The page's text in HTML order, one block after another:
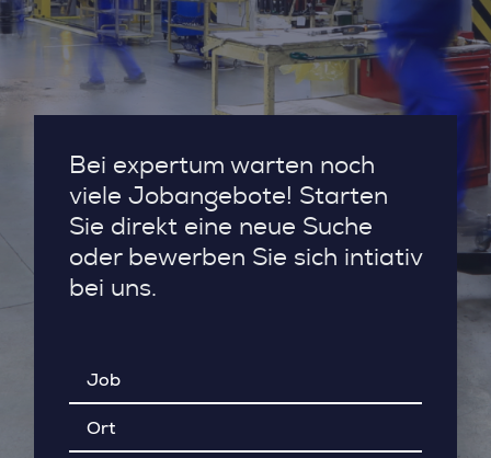
Bei expertum warten noch
viele Jobangebote! Starten
Sie direkt eine neue Suche
oder bewerben Sie sich intiativ
bei uns.